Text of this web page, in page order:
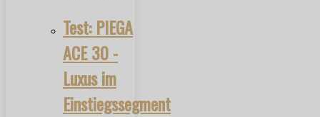
Test: PIEGA
ACE 30 -
Luxus im
Einstiegssegment